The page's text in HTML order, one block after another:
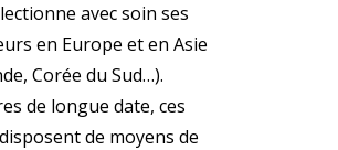
avec soin ses
en Europe et en Asie
Corée du Sud…).
de longue date, ces
de moyens de